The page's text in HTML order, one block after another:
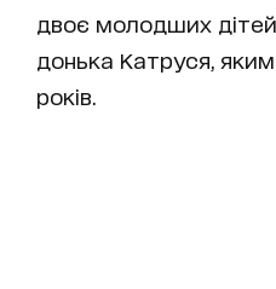
двоє молодших
донька Катруся,
років.